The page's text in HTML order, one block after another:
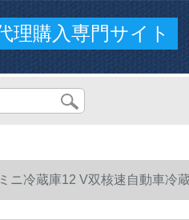
理購入専門サイト
ニ冷蔵庫12 V双核速自動車冷